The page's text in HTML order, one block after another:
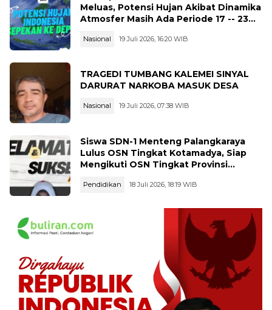
Meluas, Potensi Hujan Akibat Dinamika
Atmosfer Masih Ada Periode 17 -- 23
Nasional 19 Juli 2026, 16:20 WIB
TRAGEDI TUMBANG KALEMEI SINYAL
DARURAT NARKOBA MASUK DESA
Nasional 19 Juli 2026, 07:38 WIB
Siswa SDN-1 Menteng Palangkaraya
Lulus OSN Tingkat Kotamadya, Siap
Mengikuti OSN Tingkat Provinsi
Pendidikan 18 Juli 2026, 18:19 WIB